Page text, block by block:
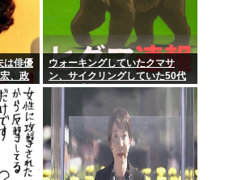
んの叔父「玖瑠美さんらしき遺体が見つ
ッテン場になってるんだけど、どうす
逮捕。
と逆にキモいよな
は俳優
、政
ウォーキングしていたクマサ
ン、サイクリングしていた50代
女性に遭遇